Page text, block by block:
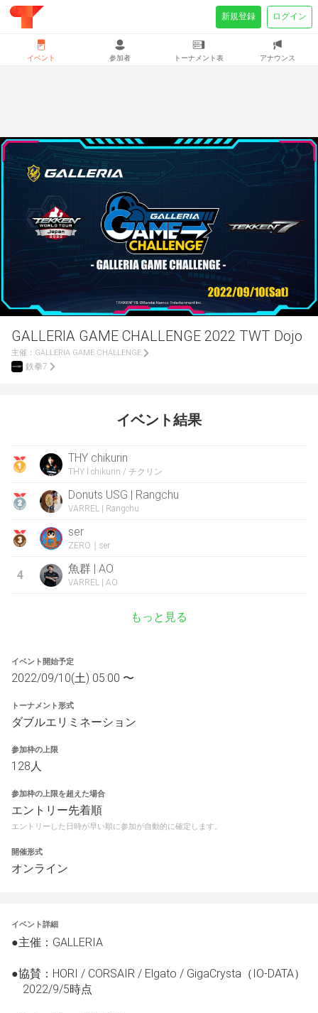
GALLERIA GAME CHALLENGE 2022 TWT Dojo
主催： GALLERIA GAME CHALLENGE
鉄拳7
イベント結果
THY chikurin
THY l chikurin / チクリン
Donuts USG | Rangchu
VARREL | Rangchu
ser
ZERO｜ser
4 魚群 | AO
VARREL | AO
もっと見る
イベント開始予定
2022/09/10(土) 05:00 〜
トーナメント形式
ダブルエリミネーション
参加枠の上限
128人
参加枠の上限を超えた場合
エントリー先着順
エントリーした日時が早い順に参加が自動的に確定します。
開催形式
オンライン
イベント詳細
●主催：GALLERIA
●協賛：HORI / CORSAIR / Elgato / GigaCrysta（IO-DATA）
2022/9/5時点
イベント 参加者 トーナメント表 アナウンス
新規登録 ログイン